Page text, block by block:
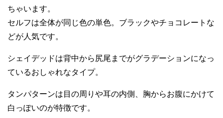
ちゃいます。
セルフは全体が同じ色の単色。ブラックやチョコレートな
どが人気です。
シェイデッドは背中から尻尾までがグラデーションになっ
ているおしゃれなタイプ。
タンパターンは目の周りや耳の内側、胸からお腹にかけて
白っぽいのが特徴です。